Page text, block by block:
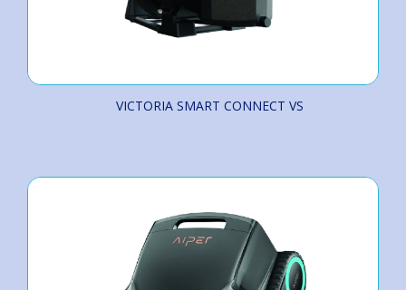
VICTORIA SMART CONNECT VS